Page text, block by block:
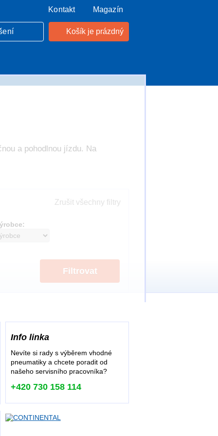
Košík je prázdný
Kontakt Magazín
a pohodlnou jízdu. Na
Zrušit všechny filtry
Filtrovat
Info linka
Nevíte si rady s výběrem vhodné
pneumatiky a chcete poradit od
našeho servisního pracovníka?
+420 730 158 114